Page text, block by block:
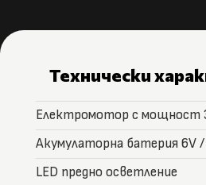
Технически
Електромотор с мощност
Акумулаторна батерия 6V
LED предно осветление